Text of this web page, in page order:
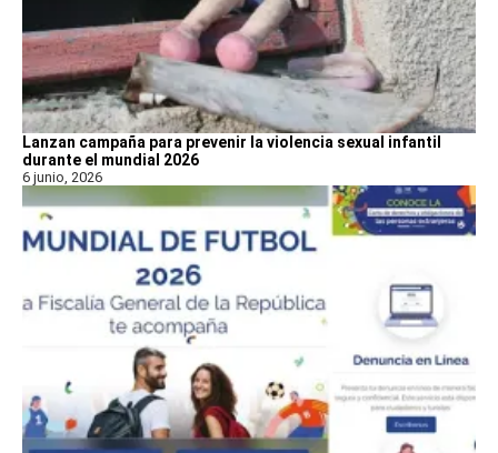
Lanzan campaña para prevenir la violencia sexual infantil
durante el mundial 2026
6 junio, 2026